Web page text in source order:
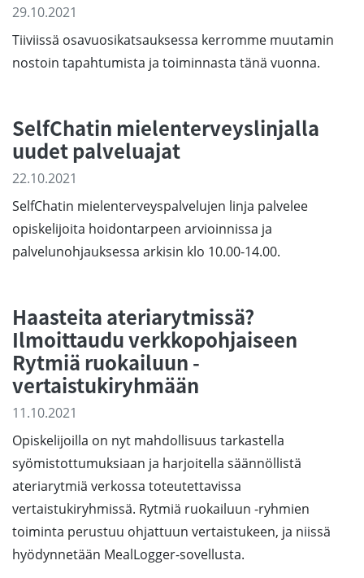
29.10.2021
Tiiviissä osavuosikatsauksessa kerromme muutamin
nostoin tapahtumista ja toiminnasta tänä vuonna.
SelfChatin mielenterveyslinjalla
uudet palveluajat
22.10.2021
SelfChatin mielenterveyspalvelujen linja palvelee
opiskelijoita hoidontarpeen arvioinnissa ja
palvelunohjauksessa arkisin klo 10.00-14.00.
Haasteita ateriarytmissä?
Ilmoittaudu verkkopohjaiseen
Rytmiä ruokailuun -
vertaistukiryhmään
11.10.2021
Opiskelijoilla on nyt mahdollisuus tarkastella
syömistottumuksiaan ja harjoitella säännöllistä
ateriarytmiä verkossa toteutettavissa
vertaistukiryhmissä. Rytmiä ruokailuun -ryhmien
toiminta perustuu ohjattuun vertaistukeen, ja niissä
hyödynnetään MealLogger-sovellusta.